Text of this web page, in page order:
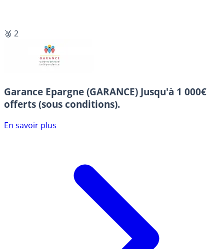
🥈 2
Garance Epargne (GARANCE) Jusqu'à 1 000€
offerts (sous conditions).
En savoir plus